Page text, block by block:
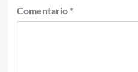
Comentario *